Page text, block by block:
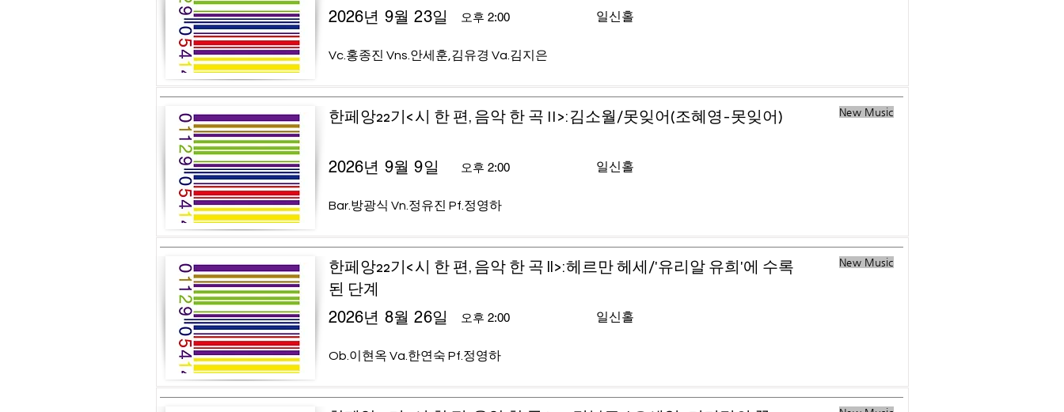
오후 2:00
2026년 9월 23일 일신홀
Vc.홍종진 Vns.안세훈,김유경 Va.김지은
New Music
한페앙22기<시 한 편, 음악 한 곡 II>:김소월/못잊어(조혜영-못잊어)
오후 2:00
2026년 9월 9일 일신홀
Bar.방광식 Vn.정유진 Pf.정영하
New Music
한페앙22기<시 한 편, 음악 한 곡 ll>:헤르만 헤세/'유리알 유희'에 수록
된 단계
오후 2:00
2026년 8월 26일 일신홀
Ob.이현옥 Va.한연숙 Pf.정영하